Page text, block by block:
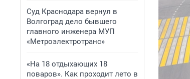
Суд Краснодара вернул в
Волгоград дело бывшего
главного инженера МУП
«Метроэлектротранс»
«На 18 отдыхающих 18
поваров». Как проходит лето в